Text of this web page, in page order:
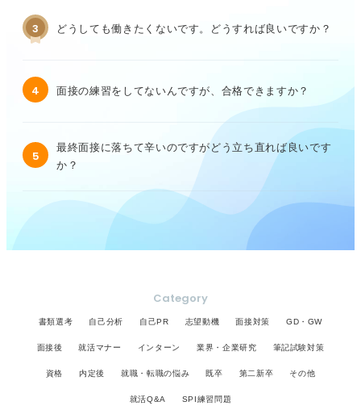
3 どうしても働きたくないです。どうすれば良いですか？
4 面接の練習をしてないんですが、合格できますか？
5
最終面接に落ちて辛いのですがどう立ち直れば良いです
か？
Category
書類選考 自己分析 自己PR 志望動機 面接対策 GD・GW
面接後 就活マナー インターン 業界・企業研究 筆記試験対策
資格 内定後 就職・転職の悩み 既卒 第二新卒 その他
就活Q&A SPI練習問題